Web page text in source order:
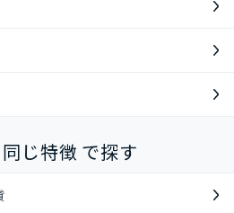
じ特徴 で探す